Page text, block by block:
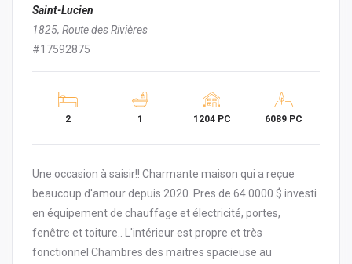
Saint-Lucien
1825, Route des Rivières
#17592875
2 1 1204 PC 6089 PC
Une occasion à saisir!! Charmante maison qui a reçue
beaucoup d'amour depuis 2020. Pres de 64 0000 $ investi
en équipement de chauffage et électricité, portes,
fenêtre et toiture.. L'intérieur est propre et très
fonctionnel Chambres des maitres spacieuse au